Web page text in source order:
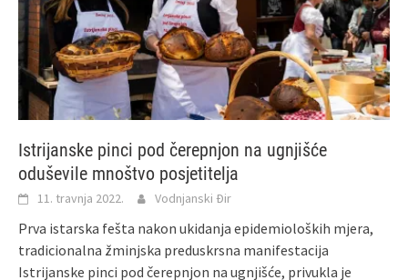
Istrijanske pinci pod čerepnjon na ugnjišće
oduševile mnoštvo posjetitelja
11. travnja 2022. Vodnjanski Đir
Prva istarska fešta nakon ukidanja epidemioloških mjera,
tradicionalna žminjska preduskrsna manifestacija
Istrijanske pinci pod čerepnjon na ugnjišće, privukla je